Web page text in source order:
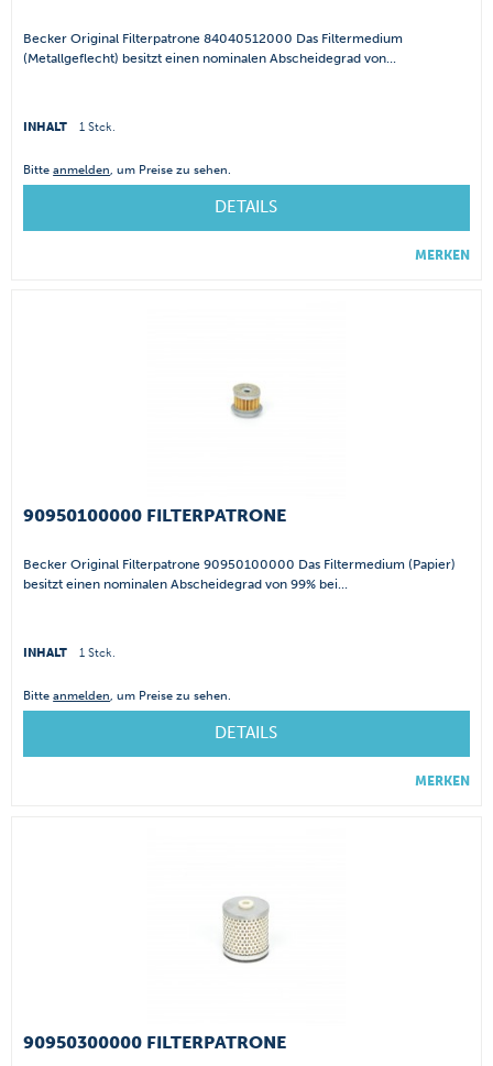
Becker Original Filterpatrone 84040512000 Das Filtermedium
(Metallgeflecht) besitzt einen nominalen Abscheidegrad von...
INHALT 1 Stck.
Bitteanmelden, um Preise zu sehen.
DETAILS
MERKEN
90950100000 FILTERPATRONE
Becker Original Filterpatrone 90950100000 Das Filtermedium (Papier)
besitzt einen nominalen Abscheidegrad von 99% bei...
INHALT 1 Stck.
Bitteanmelden, um Preise zu sehen.
DETAILS
MERKEN
90950300000 FILTERPATRONE